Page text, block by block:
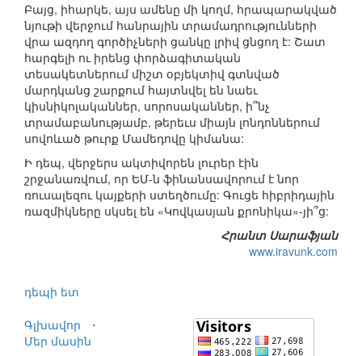
Բայց, իհարկե, այս ամենը մի կողմ, հրապարակված
նյութի վերջում հանրային տրամադրությունների
վրա ազդող գործիչների ցանկը լրիվ ցնցող է: Շատ
հարգելի ու իրենց փորձագիտական
տեսակետներում միշտ օբյեկտիվ գտնված
մարդկանց շարքում հայտնվել են նաեւ
կիսնիկոլականներ, սորոսականներ, ի՞նչ
տրամաբանությամբ, թերեւս միայն լոնդոններում
սովոևած թուրք Մամեդովը կիմանա:
Ի դեպ, վերջերս ակտիվորեն լուրեր էին
շրջանառվում, որ ԵՄ-ն ֆինանսավորում է նոր
ռուսալեզու կայքերի ստեղծումը: Գուցե հիբրիդային
ռազմիկները սկսել են «Կովկասյան քրոնիկա»-յի՞ց:
Հրանտ Սարաֆյան
www.iravunk.com
դեպի ետ
Գլխավոր
⋅
Մեր մասին